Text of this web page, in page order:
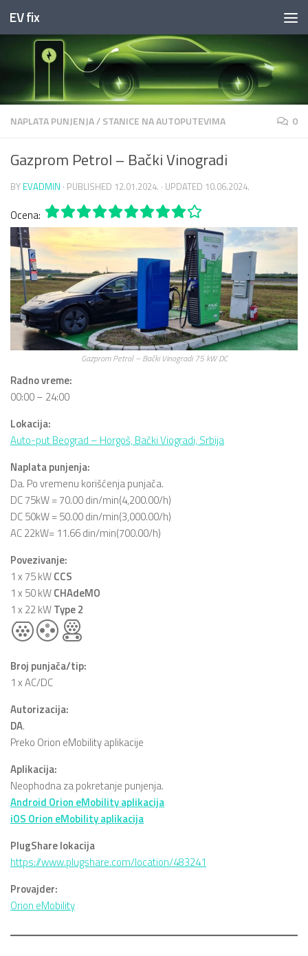
Skip to content
EV fix
NAPLATA PUNJENJA/STANICE NA AUTOPUTEVIMA 0
Gazprom Petrol – Bački Vinogradi
BY EVADMIN · PUBLISHED 12.01.2024. · UPDATED 10.06.2024.
Ocena:
Gazprom Petrol – Bački Vinogradi 75 kW DC
Radno vreme:
00:00 – 24:00
Lokacija:
Auto-put Beograd – Horgoš, Bački Viogradi, Srbija
Naplata punjenja:
Da. Po vremenu korišćenja punjača.
DC 75kW = 70.00 din/min(4,200.00/h)
DC 50kW = 50.00 din/min(3,000.00/h)
AC 22kW= 11.66 din/min(700.00/h)
Povezivanje:
1 x 75 kWCCS
1 x 50 kWCHAdeMO
1 x 22 kWType 2
Broj punjača/tip:
1 x AC/DC
Autorizacija:
DA.
Preko Orion eMobility aplikacije
Aplikacija:
Neophodna za pokretanje punjenja.
Android Orion eMobility aplikacija
iOS Orion eMobility aplikacija
PlugShare lokacija
https://www.plugshare.com/location/483241
Provajder:
Orion eMobility